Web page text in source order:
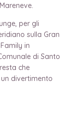
per gli
sulla Gran
in
di Santo
che
divertimento